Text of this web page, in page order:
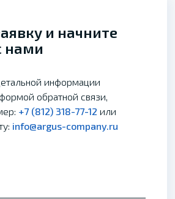
и начните
нами
информации
обратной связи,
+7 (812) 318-77-12 или
info@argus-company.ru